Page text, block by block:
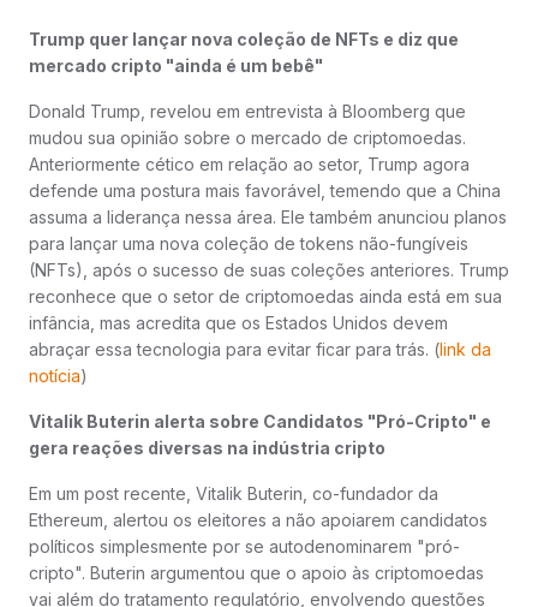
Trump quer lançar nova coleção de NFTs e diz que
mercado cripto "ainda é um bebê"
Donald Trump, revelou em entrevista à Bloomberg que
mudou sua opinião sobre o mercado de criptomoedas.
Anteriormente cético em relação ao setor, Trump agora
defende uma postura mais favorável, temendo que a China
assuma a liderança nessa área. Ele também anunciou planos
para lançar uma nova coleção de tokens não-fungíveis
(NFTs), após o sucesso de suas coleções anteriores. Trump
reconhece que o setor de criptomoedas ainda está em sua
infância, mas acredita que os Estados Unidos devem
abraçar essa tecnologia para evitar ficar para trás. (link da
notícia)
Vitalik Buterin alerta sobre Candidatos "Pró-Cripto" e
gera reações diversas na indústria cripto
Em um post recente, Vitalik Buterin, co-fundador da
Ethereum, alertou os eleitores a não apoiarem candidatos
políticos simplesmente por se autodenominarem "pró-
cripto". Buterin argumentou que o apoio às criptomoedas
vai além do tratamento regulatório, envolvendo questões